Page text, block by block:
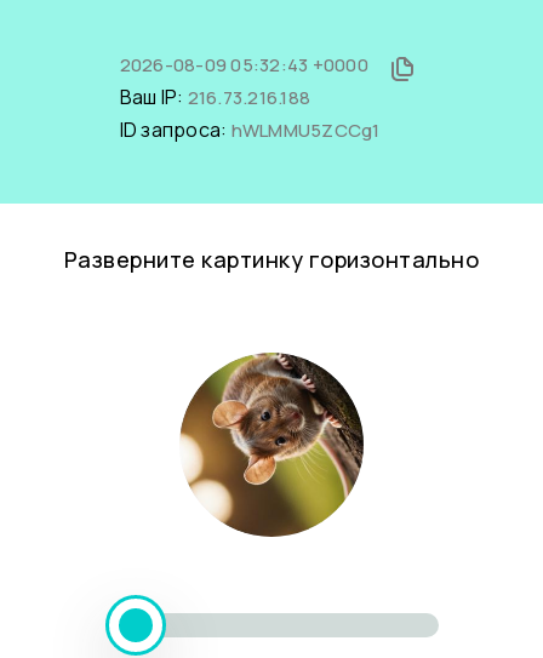
2026-08-09 05:32:43 +0000
Ваш IP: 216.73.216.188
ID запроса: hWLMMU5ZCCg1
Разверните картинку горизонтально